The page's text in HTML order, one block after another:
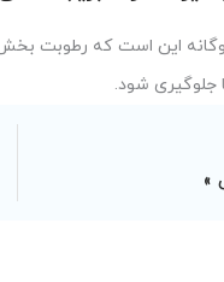
این است که رطوبت
جلوگیری شود.
»